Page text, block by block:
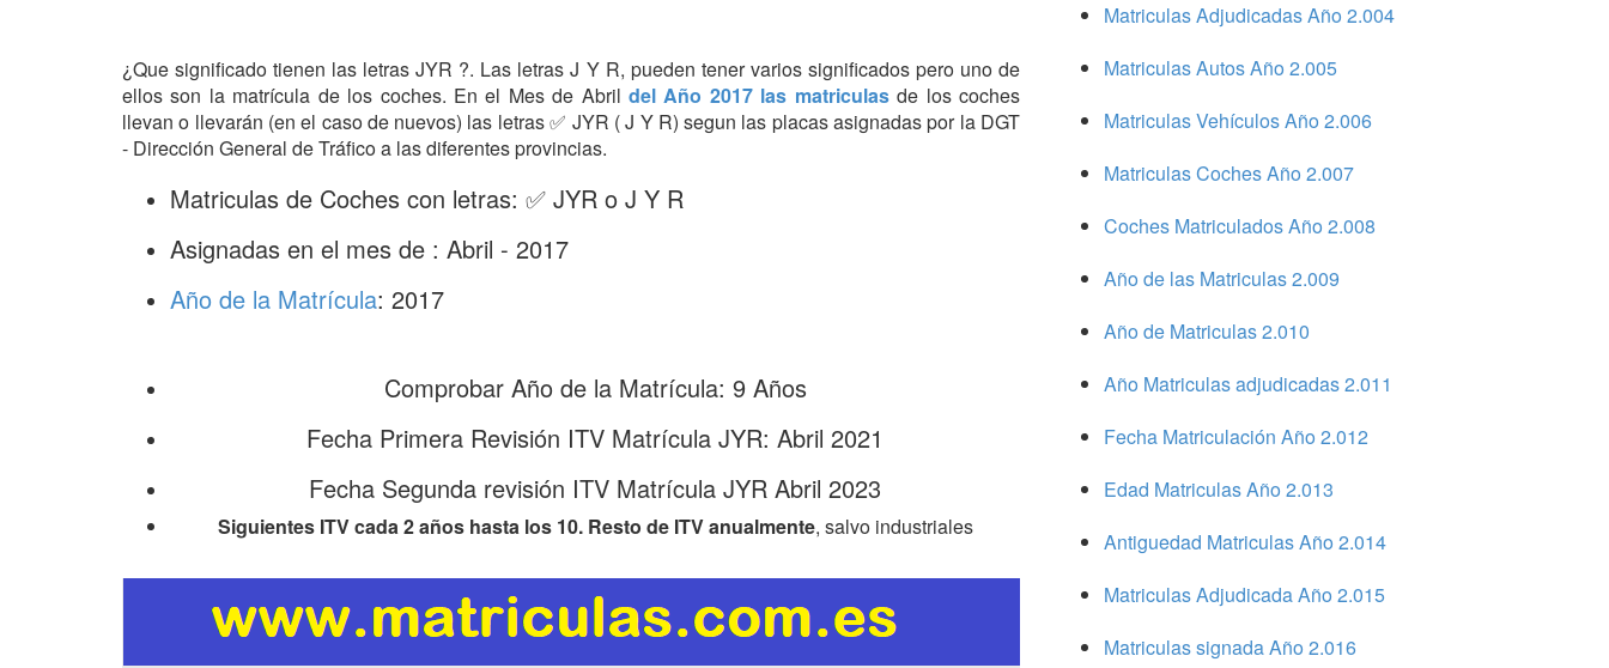
¿Que significado tienen las letras JYR ?. Las letras J Y R, pueden tener varios significados pero uno de
ellos son la matrícula de los coches. En el Mes de Abrildel Año 2017 las matriculasde los coches
llevan o llevarán (en el caso de nuevos) las letras ✅ JYR ( J Y R) segun las placas asignadas por la DGT
- Dirección General de Tráfico a las diferentes provincias.
Matriculas de Coches con letras: ✅ JYR o J Y R
Asignadas en el mes de : Abril - 2017
Año de la Matrícula: 2017
Comprobar Año de la Matrícula: 9 Años
Fecha Primera Revisión ITV Matrícula JYR: Abril 2021
Fecha Segunda revisión ITV Matrícula JYR Abril 2023
Siguientes ITV cada 2 años hasta los 10. Resto de ITV anualmente, salvo industriales
Matriculas Adjudicadas Año 2.004
Matriculas Autos Año 2.005
Matriculas Vehículos Año 2.006
Matriculas Coches Año 2.007
Coches Matriculados Año 2.008
Año de las Matriculas 2.009
Año de Matriculas 2.010
Año Matriculas adjudicadas 2.011
Fecha Matriculación Año 2.012
Edad Matriculas Año 2.013
Antiguedad Matriculas Año 2.014
Matriculas Adjudicada Año 2.015
Matriculas signada Año 2.016